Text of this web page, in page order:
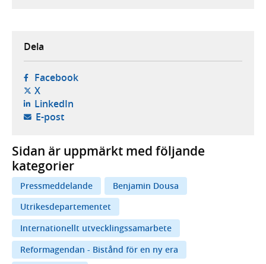
Dela
Facebook- öppnas i ny flik, extern webbplats,
X- öppnas i ny flik, extern webbplats,
LinkedIn- öppnas i ny flik, extern webbplats,
E-post- öppnar din e-postklient,
Sidan är uppmärkt med följande
kategorier
Pressmeddelande
Benjamin Dousa
Utrikesdepartementet
Internationellt utvecklingssamarbete
Reformagendan - Bistånd för en ny era